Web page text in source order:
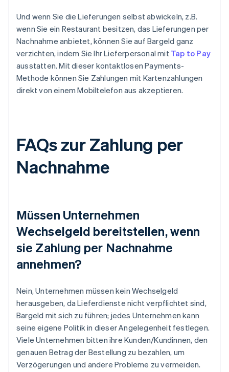
Und wenn Sie die Lieferungen selbst abwickeln, z.B.
wenn Sie ein Restaurant besitzen, das Lieferungen per
Nachnahme anbietet, können Sie auf Bargeld ganz
verzichten, indem Sie Ihr Lieferpersonal mit Tap to Pay
ausstatten. Mit dieser kontaktlosen Payments-
Methode können Sie Zahlungen mit Kartenzahlungen
direkt von einem Mobiltelefon aus akzeptieren.
FAQs zur Zahlung per
Nachnahme
Müssen Unternehmen
Wechselgeld bereitstellen, wenn
sie Zahlung per Nachnahme
annehmen?
Nein, Unternehmen müssen kein Wechselgeld
herausgeben, da Lieferdienste nicht verpflichtet sind,
Bargeld mit sich zu führen; jedes Unternehmen kann
seine eigene Politik in dieser Angelegenheit festlegen.
Viele Unternehmen bitten ihre Kunden/Kundinnen, den
genauen Betrag der Bestellung zu bezahlen, um
Verzögerungen und andere Probleme zu vermeiden.